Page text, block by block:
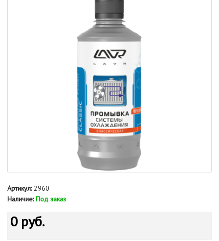
Артикул:2960
Наличие: Под заказ
0 руб.